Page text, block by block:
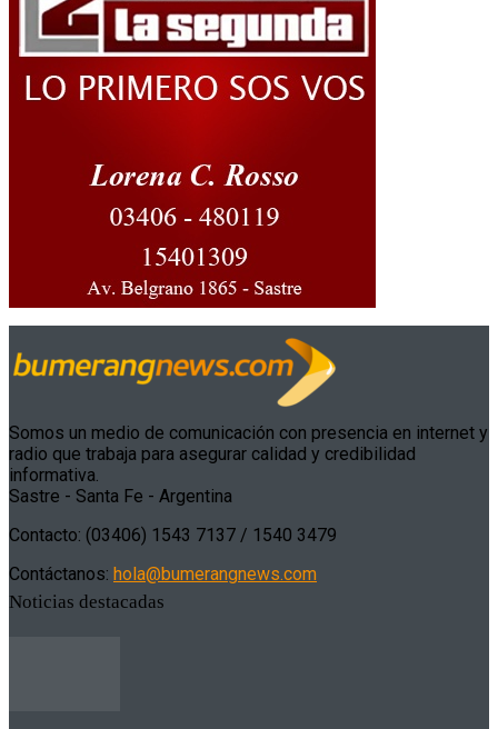
Somos un medio de comunicación con presencia en internet y
radio que trabaja para asegurar calidad y credibilidad
informativa.
Sastre - Santa Fe - Argentina
Contacto: (03406) 1543 7137 / 1540 3479
Contáctanos: hola@bumerangnews.com
Noticias destacadas